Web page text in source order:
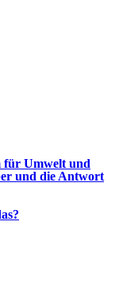
für Umwelt und
und die Antwort